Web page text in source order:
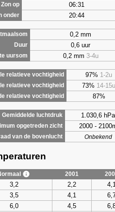
Zon op 06:31
onder 20:44
0,2 mm
Duur 0,6 uur
uursom 0,2 mm 3-4u
relatieve vochtigheid 97% 1-2u
relatieve vochtigheid 73% 14-15u
relatieve vochtigheid 87%
Gemiddelde luchtdruk 1.030,6 hPa
opgetreden zicht 2000 -
van de bovenlucht Onbekend
2001
3,2 2,2
3,5 4,1
6,0 4,5